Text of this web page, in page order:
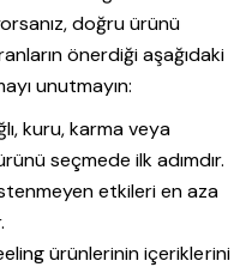
doğru ürünü
önerdiği aşağıdaki
unutmayın:
kuru, karma veya
seçmede ilk adımdır.
etkileri en aza
ürünlerinin içeriklerini